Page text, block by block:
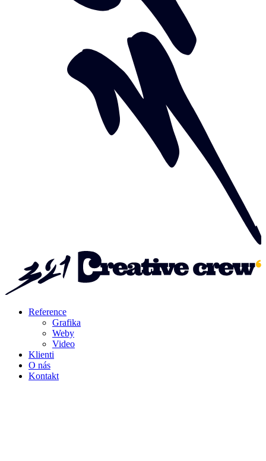
Reference
Grafika
Weby
Video
Klienti
O nás
Kontakt